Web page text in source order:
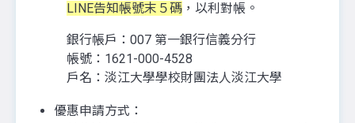
LINE告知帳號末５碼 ，以利對帳。
銀行帳戶：007 第一銀行信義分行
帳號：1621-000-4528
戶名：淡江大學學校財團法人淡江大學
優惠申請方式：